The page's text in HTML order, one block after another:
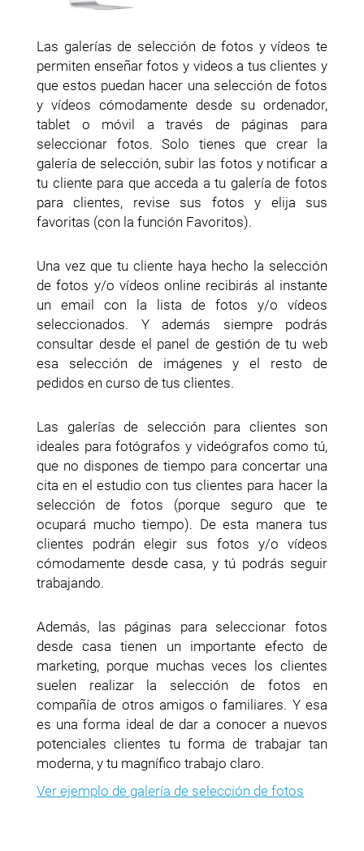
Las galerías de selección de fotos y vídeos te
permiten enseñar fotos y videos a tus clientes y
que estos puedan hacer una selección de fotos
y vídeos cómodamente desde su ordenador,
tablet o móvil a través de páginas para
seleccionar fotos. Solo tienes que crear la
galería de selección, subir las fotos y notificar a
tu cliente para que acceda a tu galería de fotos
para clientes, revise sus fotos y elija sus
favoritas (con la función Favoritos).
Una vez que tu cliente haya hecho la selección
de fotos y/o vídeos online recibirás al instante
un email con la lista de fotos y/o vídeos
seleccionados. Y además siempre podrás
consultar desde el panel de gestión de tu web
esa selección de imágenes y el resto de
pedidos en curso de tus clientes.
Las galerías de selección para clientes son
ideales para fotógrafos y videógrafos como tú,
que no dispones de tiempo para concertar una
cita en el estudio con tus clientes para hacer la
selección de fotos (porque seguro que te
ocupará mucho tiempo). De esta manera tus
clientes podrán elegir sus fotos y/o vídeos
cómodamente desde casa, y tú podrás seguir
trabajando.
Además, las páginas para seleccionar fotos
desde casa tienen un importante efecto de
marketing, porque muchas veces los clientes
suelen realizar la selección de fotos en
compañía de otros amigos o familiares. Y esa
es una forma ideal de dar a conocer a nuevos
potenciales clientes tu forma de trabajar tan
moderna, y tu magnífico trabajo claro.
Ver ejemplo de galería de selección de fotos